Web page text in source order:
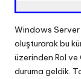
Windows Server
oluşturarak bu
üzerinden Rol
duruma geldik.